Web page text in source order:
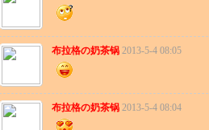
布拉格の奶茶锅 2013-5-4 08:05
布拉格の奶茶锅 2013-5-4 08:04